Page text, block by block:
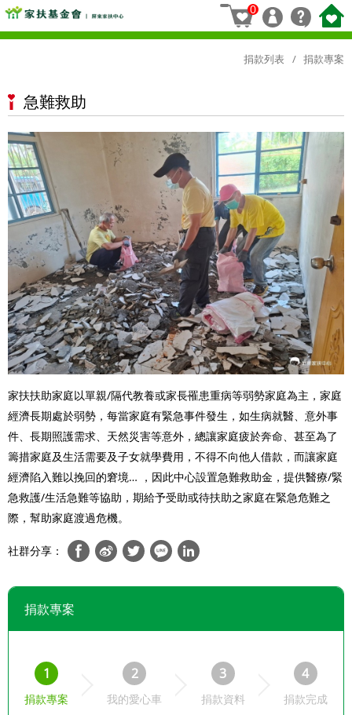
0
捐款列表 捐款專案
急難救助
家扶扶助家庭以單親/隔代教養或家長罹患重病等弱勢家庭為主，家庭
經濟長期處於弱勢，每當家庭有緊急事件發生，如生病就醫、意外事
件、長期照護需求、天然災害等意外，總讓家庭疲於奔命、甚至為了
籌措家庭及生活需要及子女就學費用，不得不向他人借款，而讓家庭
經濟陷入難以挽回的窘境… ，因此中心設置急難救助金，提供醫療/緊
急救護/生活急難等協助，期給予受助或待扶助之家庭在緊急危難之
際，幫助家庭渡過危機。
社群分享：
捐款專案
1
捐款專案
2
我的愛心車
3
捐款資料
4
捐款完成